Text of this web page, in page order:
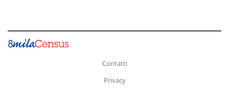
Contatti
Privacy